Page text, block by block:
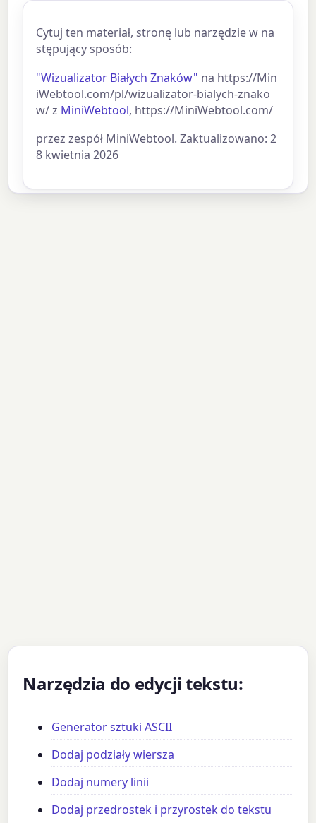
Cytuj ten materiał, stronę lub narzędzie w na
stępujący sposób:
"Wizualizator Białych Znaków" na https://Min
iWebtool.com/pl/wizualizator-bialych-znako
w/ z MiniWebtool, https://MiniWebtool.com/
przez zespół MiniWebtool. Zaktualizowano: 2
8 kwietnia 2026
Narzędzia do edycji tekstu:
Generator sztuki ASCII
Dodaj podziały wiersza
Dodaj numery linii
Dodaj przedrostek i przyrostek do tekstu